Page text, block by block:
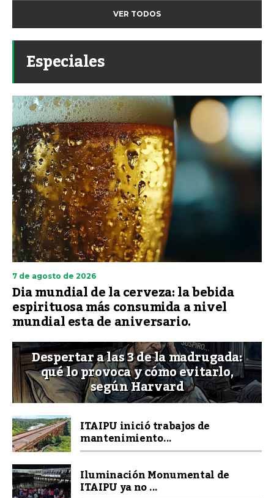
VER TODOS
Especiales
7 de agosto de 2026
Dia mundial de la cerveza: la bebida
espirituosa más consumida a nivel
mundial esta de aniversario.
Despertar a las 3 de la madrugada:
qué lo provoca y cómo evitarlo,
según Harvard
ITAIPU inició trabajos de
mantenimiento...
Iluminación Monumental de
ITAIPU ya no ...